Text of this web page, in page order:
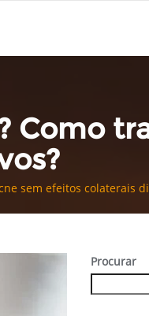
Como
sem efeitos colaterais
Procurar